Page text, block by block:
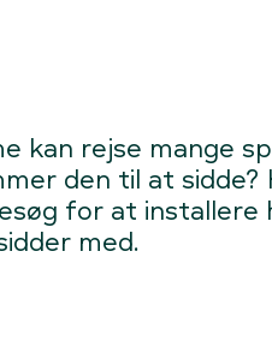
kan rejse mange
den til at
for at
med.